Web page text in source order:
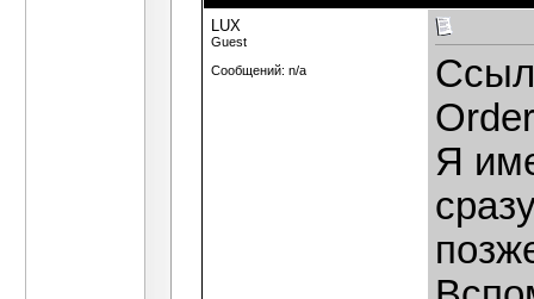
LUX
Guest
Сообщений: n/a
Я